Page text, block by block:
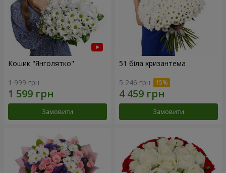
Кошик "Янголятко"
1 999 грн
Замовити
51 біла хризантема
5 246 грн
Замовити